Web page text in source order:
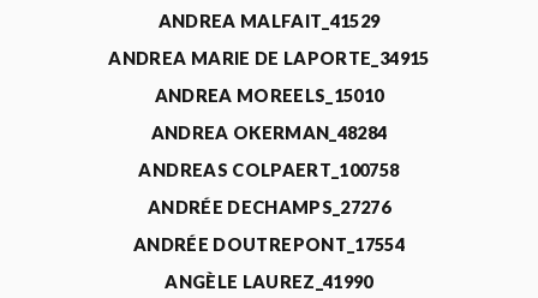
ANDREA MALFAIT_41529
ANDREA MARIE DE LAPORTE_34915
ANDREA MOREELS_15010
ANDREA OKERMAN_48284
ANDREAS COLPAERT_100758
ANDRÉE DECHAMPS_27276
ANDRÉE DOUTREPONT_17554
ANGÈLE LAUREZ_41990